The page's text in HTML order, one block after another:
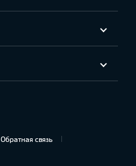
Обратная связь